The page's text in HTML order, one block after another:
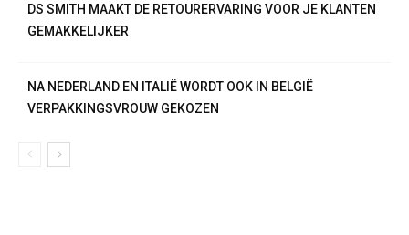
DS SMITH MAAKT DE RETOURERVARING VOOR JE KLANTEN
GEMAKKELIJKER
NA NEDERLAND EN ITALIË WORDT OOK IN BELGIË
VERPAKKINGSVROUW GEKOZEN